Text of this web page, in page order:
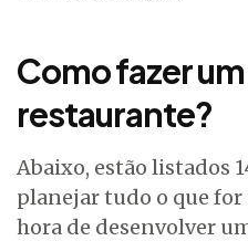
Como fazer
restaurante?
Abaixo, estão listados
planejar tudo o que
hora de desenvolver